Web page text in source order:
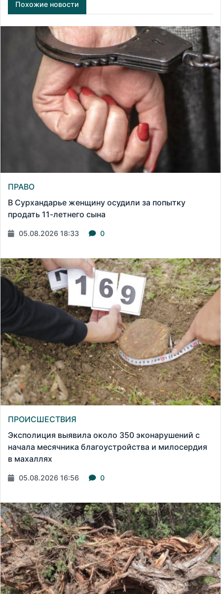
Похожие новости
ПРАВО
В Сурхандарье женщину осудили за попытку
продать 11-летнего сына
05.08.2026 18:33 0
ПРОИСШЕСТВИЯ
Эксполиция выявила около 350 эконарушений с
начала месячника благоустройства и милосердия
в махаллях
05.08.2026 16:56 0